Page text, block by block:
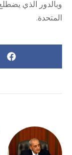
وبالدور الذي
المتحدة.